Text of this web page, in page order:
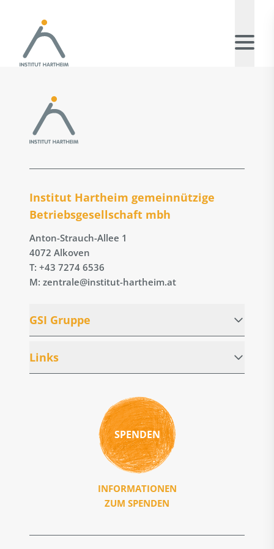
Institut Hartheim gemeinnützige
Betriebs­gesellschaft mbh
Anton-Strauch-Allee 1
4072 Alkoven
T: +43 7274 6536
M: zentrale@institut-hartheim.at
GSI Gruppe
Links
SPENDEN
INFORMATIONEN
ZUM SPENDEN